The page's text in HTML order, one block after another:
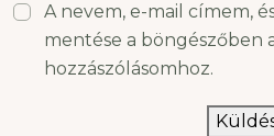
A nevem, e-mail címem,
mentése a böngészőben
hozzászólásomhoz.